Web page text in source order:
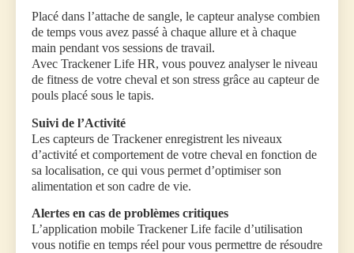
Placé dans l’attache de sangle, le capteur analyse combien
de temps vous avez passé à chaque allure et à chaque
main pendant vos sessions de travail.
Avec Trackener Life HR, vous pouvez analyser le niveau
de fitness de votre cheval et son stress grâce au capteur de
pouls placé sous le tapis.
Suivi de l’Activité
Les capteurs de Trackener enregistrent les niveaux
d’activité et comportement de votre cheval en fonction de
sa localisation, ce qui vous permet d’optimiser son
alimentation et son cadre de vie.
Alertes en cas de problèmes critiques
L’application mobile Trackener Life facile d’utilisation
vous notifie en temps réel pour vous permettre de résoudre